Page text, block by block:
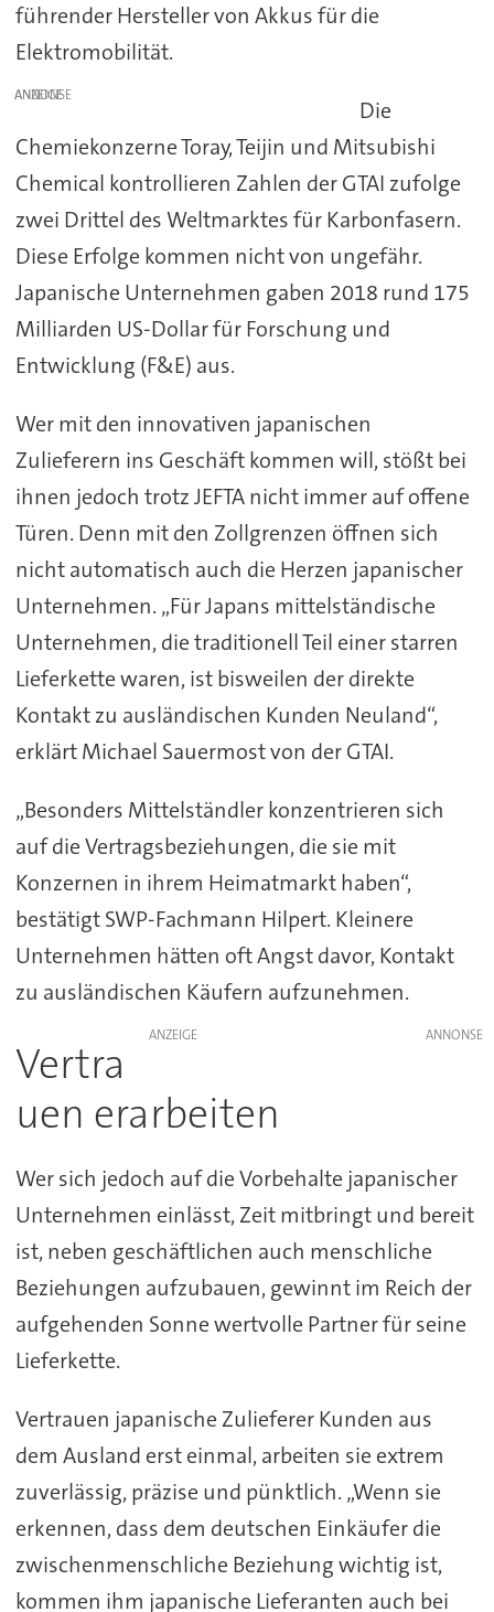
führender Hersteller von Akkus für die
Elektromobilität.
ANZEIGE
Die
Chemiekonzerne Toray, Teijin und Mitsubishi
Chemical kontrollieren Zahlen der GTAI zufolge
zwei Drittel des Weltmarktes für Karbonfasern.
Diese Erfolge kommen nicht von ungefähr.
Japanische Unternehmen gaben 2018 rund 175
Milliarden US-Dollar für Forschung und
Entwicklung (F&E) aus.
Wer mit den innovativen japanischen
Zulieferern ins Geschäft kommen will, stößt bei
ihnen jedoch trotz JEFTA nicht immer auf offene
Türen. Denn mit den Zollgrenzen öffnen sich
nicht automatisch auch die Herzen japanischer
Unternehmen. „Für Japans mittelständische
Unternehmen, die traditionell Teil einer starren
Lieferkette waren, ist bisweilen der direkte
Kontakt zu ausländischen Kunden Neuland“,
erklärt Michael Sauermost von der GTAI.
„Besonders Mittelständler konzentrieren sich
auf die Vertragsbeziehungen, die sie mit
Konzernen in ihrem Heimatmarkt haben“,
bestätigt SWP-Fachmann Hilpert. Kleinere
Unternehmen hätten oft Angst davor, Kontakt
zu ausländischen Käufern aufzunehmen.
ANZEIGE
Vertra
uen erarbeiten
Wer sich jedoch auf die Vorbehalte japanischer
Unternehmen einlässt, Zeit mitbringt und bereit
ist, neben geschäftlichen auch menschliche
Beziehungen aufzubauen, gewinnt im Reich der
aufgehenden Sonne wertvolle Partner für seine
Lieferkette.
Vertrauen japanische Zulieferer Kunden aus
dem Ausland erst einmal, arbeiten sie extrem
zuverlässig, präzise und pünktlich. „Wenn sie
erkennen, dass dem deutschen Einkäufer die
zwischenmenschliche Beziehung wichtig ist,
kommen ihm japanische Lieferanten auch bei